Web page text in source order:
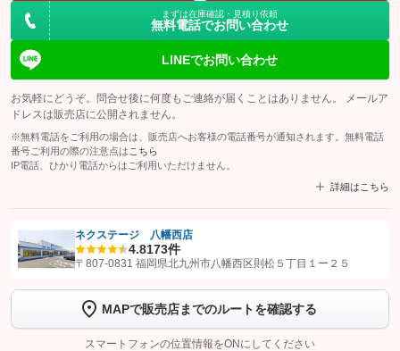
まずは在庫確認・見積り依頼
無料電話でお問い合わせ
LINEでお問い合わせ
お気軽にどうぞ。問合せ後に何度もご連絡が届くことはありません。 メールア
ドレスは販売店に公開されません。
※無料電話をご利用の場合は、販売店へお客様の電話番号が通知されます。無料電話
番号ご利用の際の注意点は こちら
IP電話、ひかり電話からはご利用いただけません。
詳細はこちら
【STEP1】認証画面でグーネットを友だち追加してから「許可する」ボタンを押
トーク画面で
ボタンをタップして問い合わせを
完了してください。
ネクステージ 八幡西店
4.8173件
〒807-0831 福岡県北九州市八幡西区則松５丁目１ー２５
MAPで販売店までのルートを確認する
スマートフォンの位置情報をONにしてください